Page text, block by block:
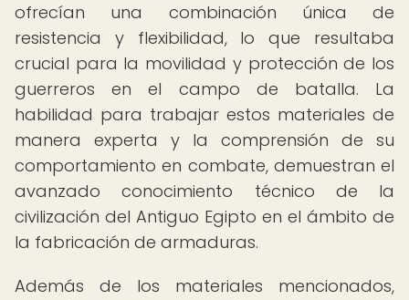
ofrecían una combinación única de
resistencia y flexibilidad, lo que resultaba
crucial para la movilidad y protección de los
guerreros en el campo de batalla. La
habilidad para trabajar estos materiales de
manera experta y la comprensión de su
comportamiento en combate, demuestran el
avanzado conocimiento técnico de la
civilización del Antiguo Egipto en el ámbito de
la fabricación de armaduras.
Además de los materiales mencionados,